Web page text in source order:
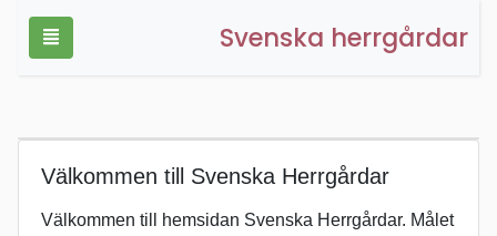
Svenska herrgårdar
Välkommen till Svenska Herrgårdar
Välkommen till hemsidan Svenska Herrgårdar. Målet